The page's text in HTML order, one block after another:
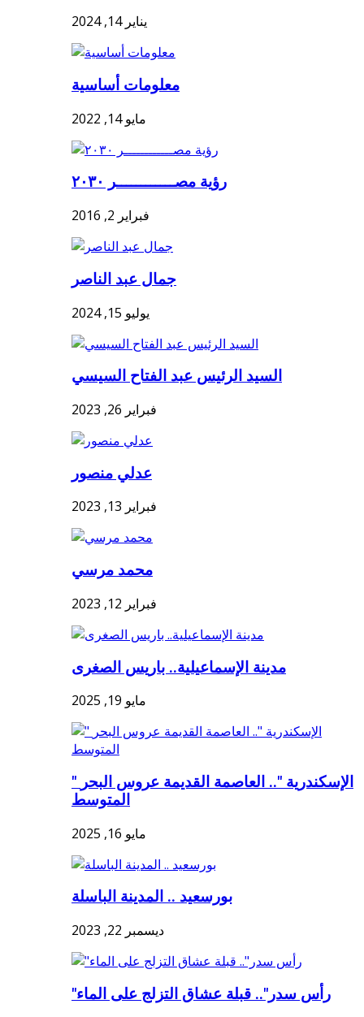
يناير 14, 2024
معلومات أساسية
مايو 14, 2022
رؤية مصــــــــــــر ٢٠٣٠
فبراير 2, 2016
جمال عبد الناصر
يوليو 15, 2024
السيد الرئيس عبد الفتاح السيسي
فبراير 26, 2023
عدلي منصور
فبراير 13, 2023
محمد مرسي
فبراير 12, 2023
مدينة الإسماعيلية.. باريس الصغرى
مايو 19, 2025
" الإسكندرية ".. العاصمة القديمة عروس البحر
المتوسط
مايو 16, 2025
بورسعيد .. المدينة الباسلة
ديسمبر 22, 2023
"رأس سدر".. قبلة عشاق التزلج على الماء